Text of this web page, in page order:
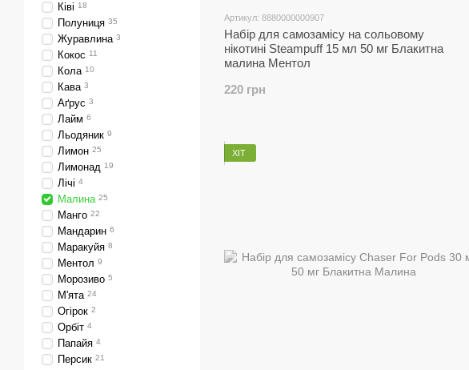
Артикул: 8880000000907
Набір для самозамісу на сольовому
нікотині Steampuff 15 мл 50 мг Блакитна
малина Ментол
220 грн
ХІТ
Ківі 18
Полуниця 35
Журавлина 3
Кокос 11
Кола 10
Кава 3
Аґрус 3
Лайм 6
Льодяник 9
Лимон 25
Лимонад 19
Лічі 4
Малина 25
Манго 22
Мандарин 6
Маракуйя 8
Ментол 9
Морозиво 5
М'ята 24
Огірок 2
Орбіт 4
Папайя 4
Персик 21